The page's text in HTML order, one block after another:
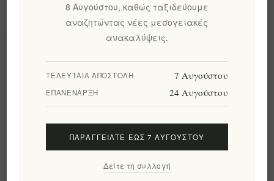
Εργαλεία σελίδας
Ακολουθήστε μας
8 Αυγούστου, καθώς ταξιδεύουμε
αναζητώντας νέες μεσογειακές
ανακαλύψεις.
ΤΕΛΕΥΤΑΊΑ ΑΠΟΣΤΟΛΉ 7 Αυγούστου
ΕΠΑΝΈΝΑΡΞΗ 24 Αυγούστου
ΠΑΡΑΓΓΕΊΛΤΕ ΈΩΣ 7 ΑΥΓΟΎΣΤΟΥ
Δείτε τη συλλογή